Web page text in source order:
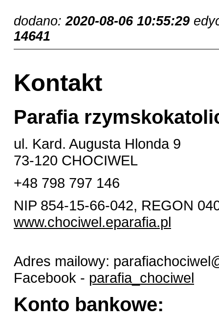
dodano:2020-08-06 10:55:29
14641
Kontakt
Parafia
ul. Kard. Augusta Hlonda 9
73-120 CHOCIWEL
+48 798 797 146
NIP 854-15-66-042, REGON
www.chociwel.eparafia.pl
Adres mailowy:
Facebook - parafia_chociwel
Konto bankowe: